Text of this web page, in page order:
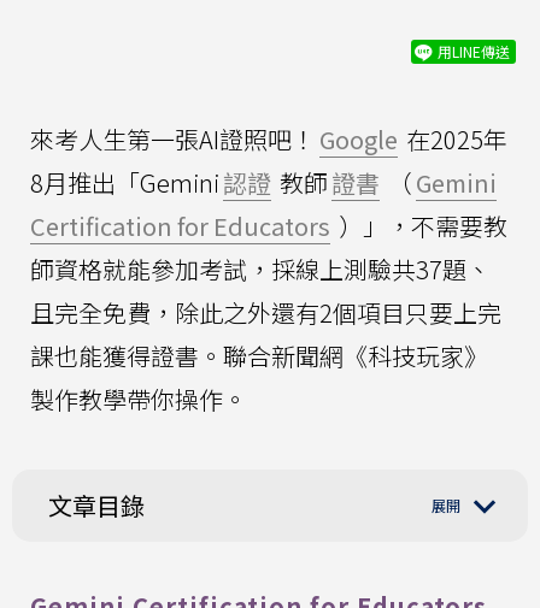
用LINE傳送
來考人生第一張AI證照吧！ Google 在2025年
8月推出「Gemini認證 教師證書 （Gemini
Certification for Educators ）」，不需要教
師資格就能參加考試，採線上測驗共37題、
且完全免費，除此之外還有2個項目只要上完
課也能獲得證書。聯合新聞網《科技玩家》
製作教學帶你操作。
文章目錄